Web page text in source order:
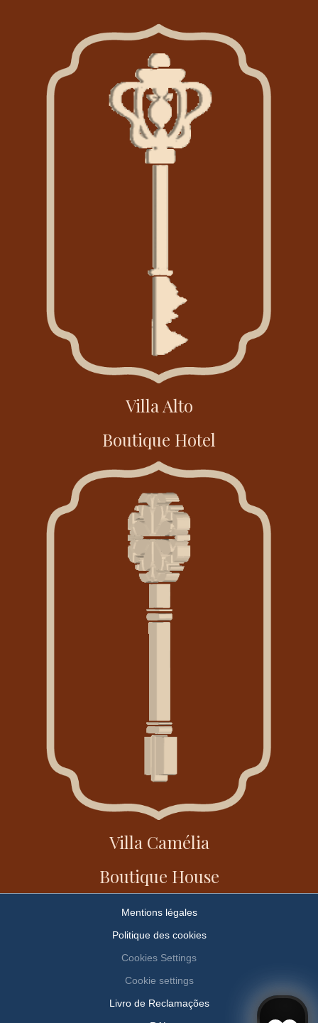
Villa Alto
Boutique Hotel
Villa Camélia
Boutique House
Mentions légales
Politique des cookies
Cookies Settings
Cookie settings
Livro de Reclamações